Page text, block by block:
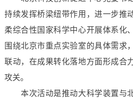
持续发挥桥梁纽带作用，进一步推
柔综合性国家科学中心开展体系化
围绕北京市重点实验室的具体需求
联动，在成果转化落地方面形成合
攻关。
本次活动是推动大科学装置与